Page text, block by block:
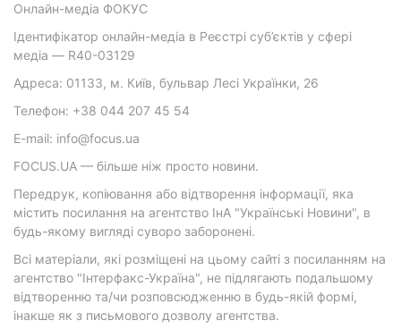
Онлайн-медіа ФОКУС
Ідентифікатор онлайн-медіа в Реєстрі суб’єктів у сфері
медіа — R40-03129
Адреса: 01133, м. Київ, бульвар Лесі Українки, 26
Телефон: +38 044 207 45 54
E-mail: info@focus.ua
FOCUS.UA — більше ніж просто новини.
Передрук, копіювання або відтворення інформації, яка
містить посилання на агентство ІнА "Українські Новини", в
будь-якому вигляді суворо заборонені.
Всі матеріали, які розміщені на цьому сайті з посиланням на
агентство "Інтерфакс-Україна", не підлягають подальшому
відтворенню та/чи розповсюдженню в будь-якій формі,
інакше як з письмового дозволу агентства.